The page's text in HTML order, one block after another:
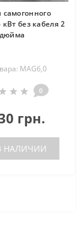
самогонного
без кабеля 2
дюйма
MAG6,0
0
грн.
НАЛИЧИИ